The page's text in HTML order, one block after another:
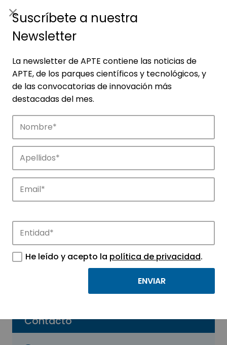
Empresas
Descubre las empresas que impulsan la
innovación en los parques de APTE.
Contacto
Granier
Sevilla TechPark
Suscríbete a nuestra
Newsletter
La newsletter de APTE contiene las noticias de
APTE, de los parques científicos y tecnológicos, y
de las convocatorias de innovación más
destacadas del mes.
He leído y acepto la política de privacidad.